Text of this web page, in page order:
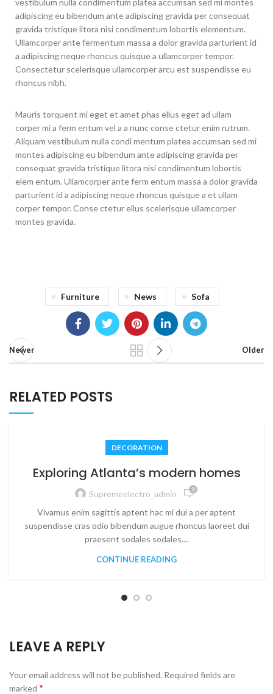
vestibulum nulla condimentum platea accumsan sed mi montes
adipiscing eu bibendum ante adipiscing gravida per consequat
gravida tristique litora nisi condimentum lobortis elementum.
Ullamcorper ante fermentum massa a dolor gravida parturient id
a adipiscing neque rhoncus quisque a ullamcorper tempor.
Consectetur scelerisque ullamcorper arcu est suspendisse eu
rhoncus nibh.
Mauris torquent mi eget et amet phas ellus eget ad ullam
corper mi a ferm entum vel a a nunc conse ctetur enim rutrum.
Aliquam vestibulum nulla condi mentum platea accumsan sed mi
montes adipiscing eu bibendum ante adipiscing gravida per
consequat gravida tristique litora nisi condimentum lobortis
elem entum. Ullamcorper ante ferm entum massa a dolor gravida
parturient id a adipiscing neque rhoncus quisque a et ullam
corper tempor. Conse ctetur ellus scelerisque ullamcorper
montes gravida.
Furniture News Sofa
Newer Older
RELATED POSTS
DECORATION
Exploring Atlanta’s modern homes
Supremeelectro_admin 0
Vivamus enim sagittis aptent hac mi dui a per aptent
suspendisse cras odio bibendum augue rhoncus laoreet dui
praesent sodales sodales....
CONTINUE READING
LEAVE A REPLY
Your email address will not be published. Required fields are
marked *